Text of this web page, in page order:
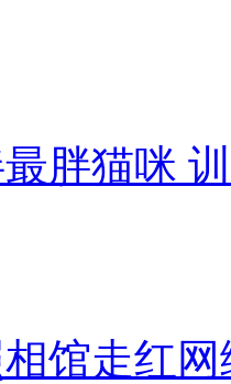
胖猫咪
馆走红网